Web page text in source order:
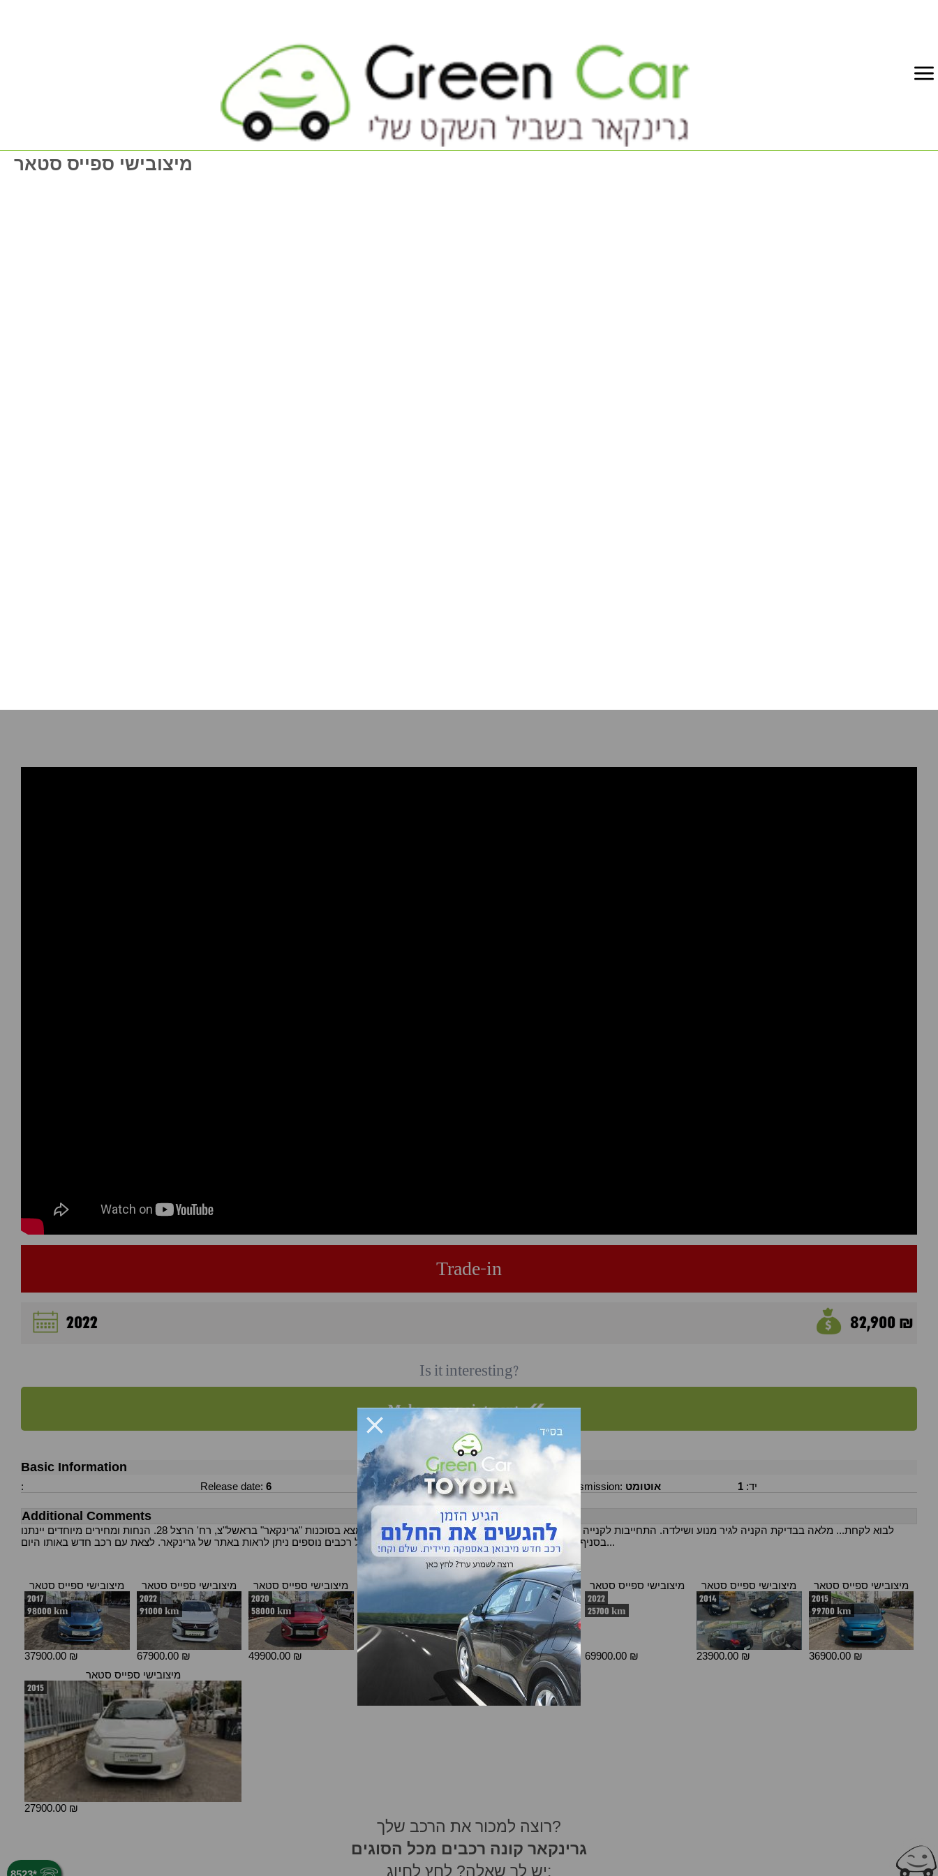
מיצובישי ספייס סטאר
Trade-in
2022 82,900 ₪
Is it interesting?
Make an appointment
077-408-05-51
Basic Information
: Release date: 6 Color: Black Transmission: אוטומט יד: 1
Additional Comments
לבוא לקחת... מלאה בבדיקת הקניה לגיר מנוע ושילדה. התחייבות לקנייה חוזרת עד 5 שנים. מגוון אפשרויות מימון עד 100% נמצא בסוכנות "גרינקאר" בראשל"צ, רח' הרצל 28. הנחות ומחירים מיוחדים יינתנו
בסניף, יחס אישי לכל לקוח שקיפות מלאה!!! מבחר ענק של רכבים נוספים ניתן לראות באתר של גרינקאר. לצאת עם רכב חדש באותו היום...
Similar Cars
מיצובישי ספייס סטאר
2017
98000 km
37900.00 ₪
מיצובישי ספייס סטאר
2022
91000 km
67900.00 ₪
מיצובישי ספייס סטאר
2020
58000 km
49900.00 ₪
מיצובישי ספייס סטאר מיצובישי ספייס סטאר
2021
2700 km
62900.00 ₪
מיצובישי ספייס סטאר
2022
25700 km
69900.00 ₪
מיצובישי ספייס סטאר
2014
23900.00 ₪
מיצובישי ספייס סטאר
2015
99700 km
36900.00 ₪
מיצובישי ספייס סטאר
2015
27900.00 ₪
רוצה למכור את הרכב שלך?
גרינקאר קונה רכבים מכל הסוגים
יש לך שאלה? לחץ לחיוג: